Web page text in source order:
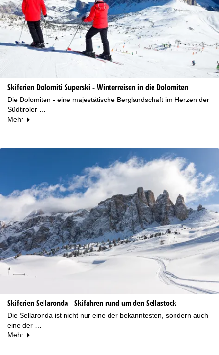
Skiferien Dolomiti Superski - Winterreisen in die Dolomiten
Die Dolomiten - eine majestätische Berglandschaft im Herzen der
Südtiroler …
Mehr
Skiferien Sellaronda - Skifahren rund um den Sellastock
Die Sellaronda ist nicht nur eine der bekanntesten, sondern auch
eine der …
Mehr